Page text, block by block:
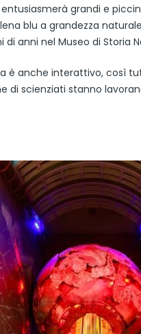
grandi e
blu a grandezza
anni nel Museo di Storia
è anche interattivo, così
di scienziati stanno